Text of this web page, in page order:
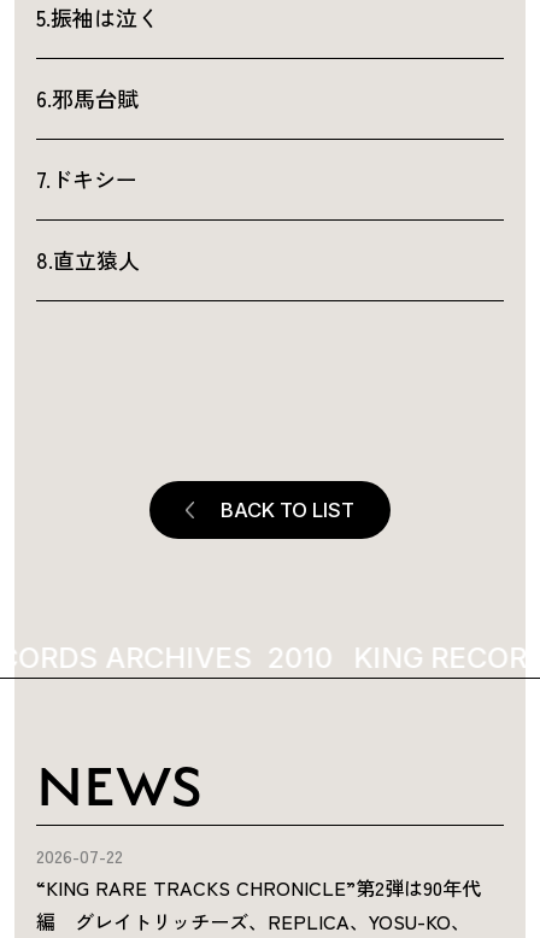
5.振袖は泣く
6.邪馬台賦
7.ドキシー
8.直立猿人
BACK TO LIST
ARCHIVES KING
NEWS
2026-07-22
“KING RARE TRACKS CHRONICLE”第2弾は90年代
編 グレイトリッチーズ、REPLICA、YOSU-KO、